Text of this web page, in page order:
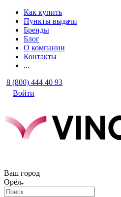
Как купить
Пункты выдачи
Бренды
Блог
О компании
Контакты
...
8 (800) 444 40 93
Войти
Ваш город
Орёл